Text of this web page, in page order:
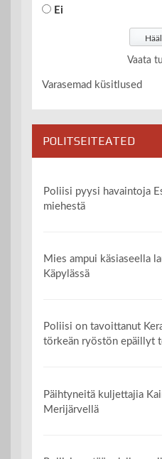
Ei
Vaata
Varasemad küsitlused
POLITSEITEATED
Poliisi pyysi havaintoja
miehestä
Mies ampui käsiaseella
Käpylässä
Poliisi on tavoittanut
törkeän ryöstön epäillyt
Päihtyneitä kuljettajia
Merijärvellä